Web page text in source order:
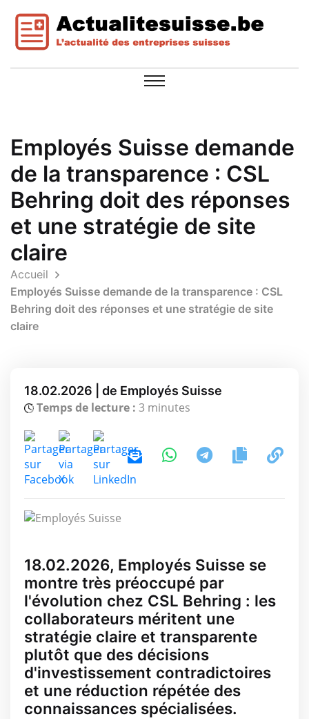
Employés Suisse demande
de la transparence : CSL
Behring doit des réponses
et une stratégie de site
claire
Accueil
Employés Suisse demande de la transparence : CSL
Behring doit des réponses et une stratégie de site
claire
18.02.2026 | de Employés Suisse
Temps de lecture : 3 minutes
18.02.2026, Employés Suisse se
montre très préoccupé par
l'évolution chez CSL Behring : les
collaborateurs méritent une
stratégie claire et transparente
plutôt que des décisions
d'investissement contradictoires
et une réduction répétée des
connaissances spécialisées.